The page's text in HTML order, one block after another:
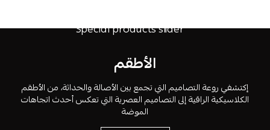
الأطقم
إكتشفي روعة التصاميم التي تجمع بين الأصالة والحداثة، من الأطقم
الكلاسيكية الراقية إلى التصاميم العصرية التي تعكس أحدث اتجاهات
الموضة